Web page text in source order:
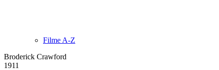
Filme A-Z
Broderick Crawford
1911